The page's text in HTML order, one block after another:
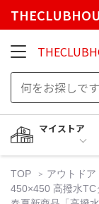
マイストア
TOP アウトドア
450×450 高撥水